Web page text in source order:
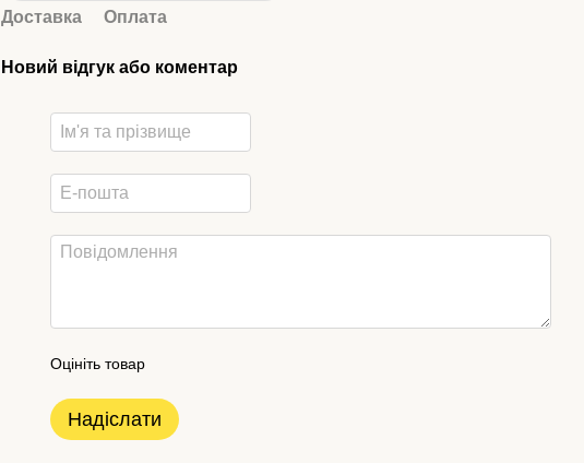
Доставка Оплата
Новий відгук або коментар
Оцініть товар
Надіслати